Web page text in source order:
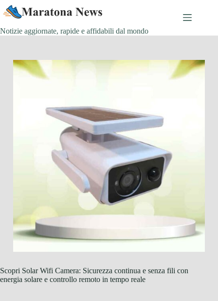
Salta
al
contenuto
Notizie aggiornate, rapide e affidabili dal mondo
Scopri Solar Wifi Camera: Sicurezza continua e senza fili con
energia solare e controllo remoto in tempo reale